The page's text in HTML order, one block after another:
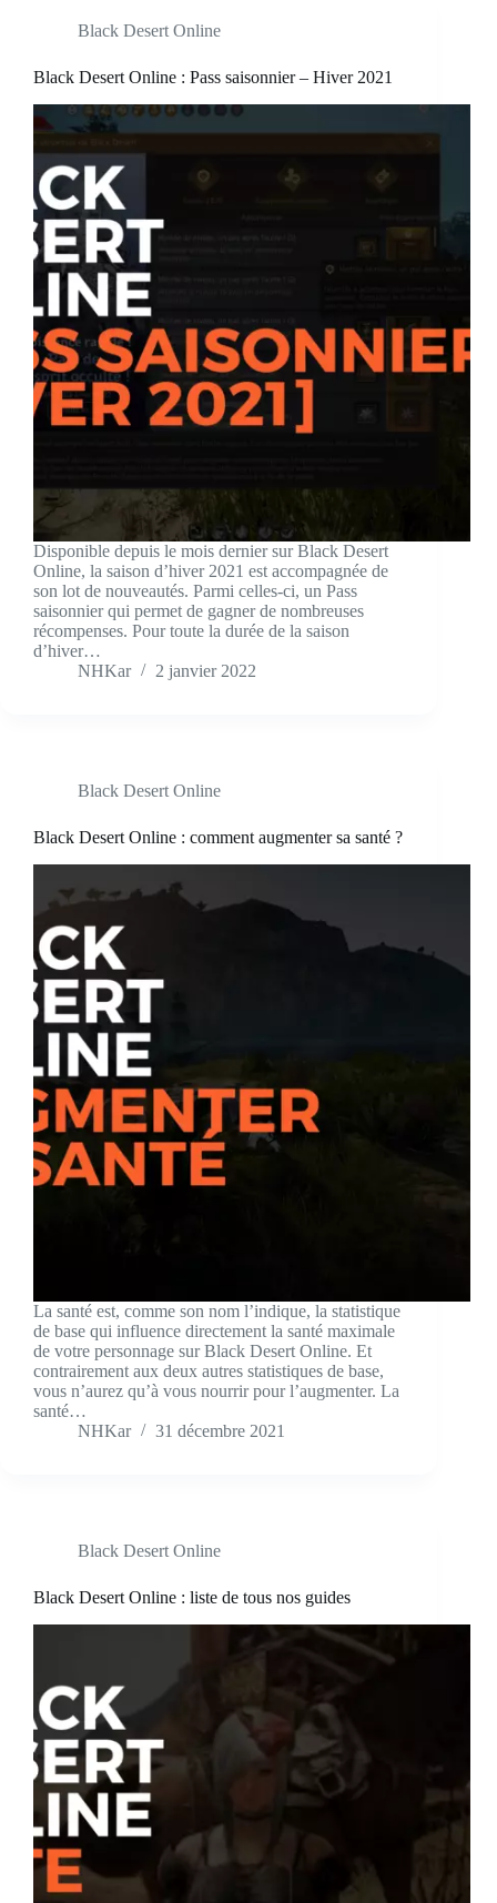
Black Desert Online
Black Desert Online : Pass saisonnier – Hiver 2021
Disponible depuis le mois dernier sur Black Desert
Online, la saison d’hiver 2021 est accompagnée de
son lot de nouveautés. Parmi celles-ci, un Pass
saisonnier qui permet de gagner de nombreuses
récompenses. Pour toute la durée de la saison
d’hiver…
NHKar
2 janvier 2022
Black Desert Online
Black Desert Online : comment augmenter sa santé ?
La santé est, comme son nom l’indique, la statistique
de base qui influence directement la santé maximale
de votre personnage sur Black Desert Online. Et
contrairement aux deux autres statistiques de base,
vous n’aurez qu’à vous nourrir pour l’augmenter. La
santé…
NHKar
31 décembre 2021
Black Desert Online
Black Desert Online : liste de tous nos guides